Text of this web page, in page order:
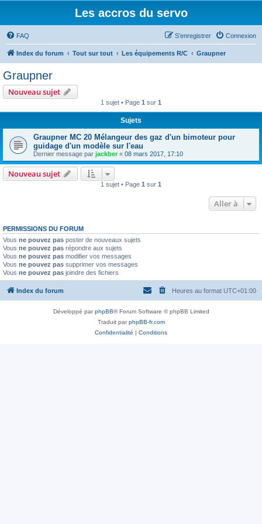
Les accros du servo
FAQ Connexion
S’enregistrer
Index du forum Tout sur tout Les équipements R/C Graupner
Graupner
Nouveau sujet
1 sujet • Page 1 sur 1
Sujets
Graupner MC 20 Mélangeur des gaz d'un bimoteur pour
guidage d'un modèle sur l'eau
Dernier message par jackber« 08 mars 2017, 17:10
Nouveau sujet
1 sujet • Page 1 sur 1
Aller à
PERMISSIONS DU FORUM
Vous ne pouvez pas poster de nouveaux sujets
Vous ne pouvez pas répondre aux sujets
Vous ne pouvez pas modifier vos messages
Vous ne pouvez pas supprimer vos messages
Vous ne pouvez pas joindre des fichiers
Index du forum Heures au format UTC+01:00
Développé parphpBB® Forum Software © phpBB Limited
Traduit parphpBB-fr.com
Confidentialité | Conditions